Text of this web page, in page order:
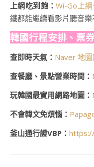
上網吃到飽：Wi-Go上
鐵都能繼續看影片聽音
韓國行程安排、票
查即時天氣： Naver 地圖
查餐廳、景點營業時間：
玩韓國最實用網路地圖：
不會韓文免煩惱：
釜山通行證VBP：